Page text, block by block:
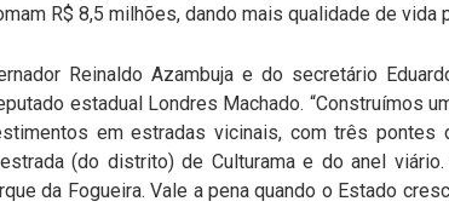
R$ 8,5 milhões, dando mais qualidade de vida
Reinaldo Azambuja e do secretário
estadual Londres Machado. “Construímos
em estradas vicinais, com três pontes
(do distrito) de Culturama e do anel
da Fogueira. Vale a pena quando o Estado